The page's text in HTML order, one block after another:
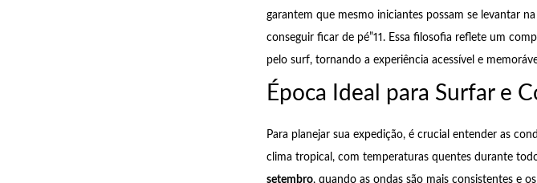
garantem que mesmo iniciantes possam se levantar
conseguir ficar de pé”11. Essa filosofia reflete um
pelo surf, tornando a experiência acessível e
Época Ideal para Surfar e
Para planejar sua expedição, é crucial entender as
clima tropical, com temperaturas quentes durante
setembro, quando as ondas são mais consistentes e